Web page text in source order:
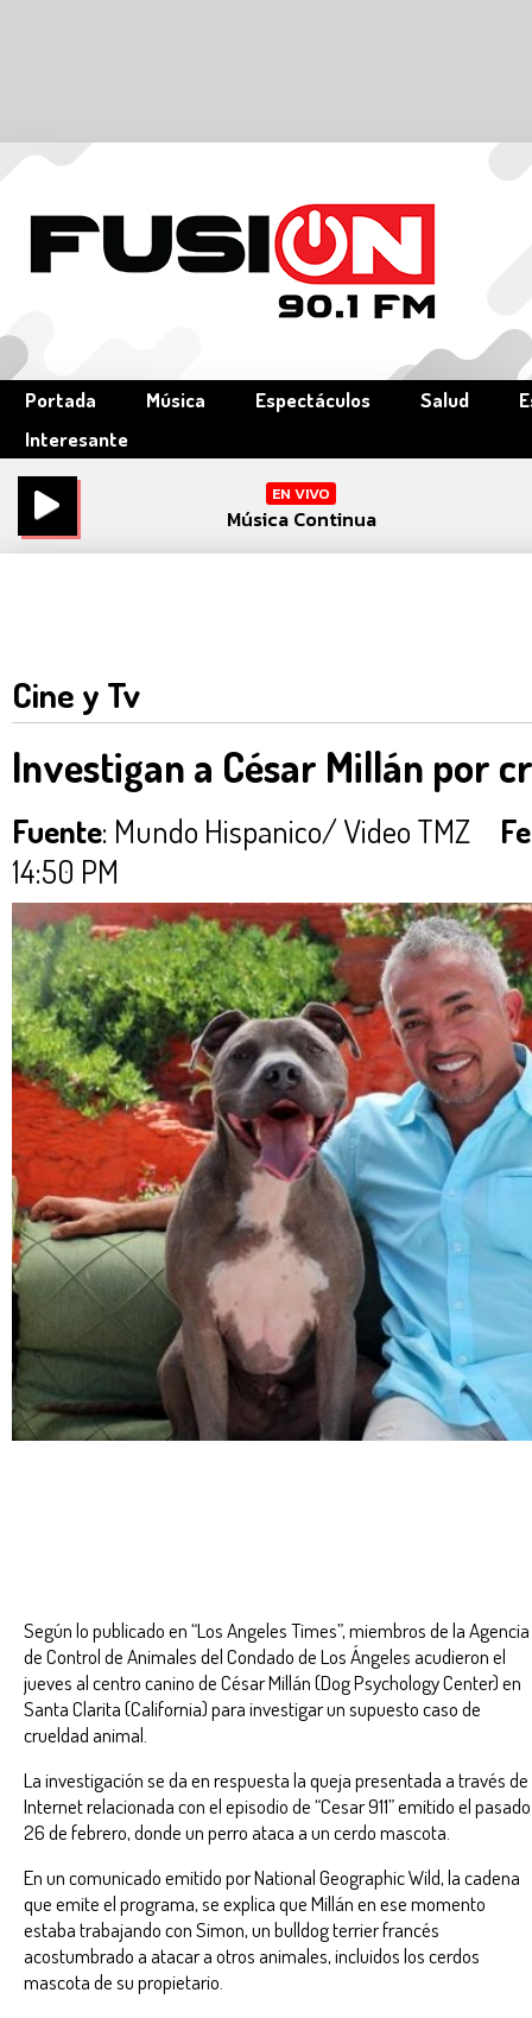
Portada Música Espectáculos Salud
Interesante
EN VIVO
Música Continua
Cine y Tv
Investigan a César Millán por
Fuente: Mundo Hispanico/ Video TMZ
14:50 PM
Según lo publicado en “Los Angeles Times”, miembros de la Agencia
de Control de Animales del Condado de Los Ángeles acudieron el
jueves al centro canino de César Millán (Dog Psychology Center) en
Santa Clarita (California) para investigar un supuesto caso de
crueldad animal.
La investigación se da en respuesta la queja presentada a través de
Internet relacionada con el episodio de “Cesar 911” emitido el pasado
26 de febrero, donde un perro ataca a un cerdo mascota.
En un comunicado emitido por National Geographic Wild, la cadena
que emite el programa, se explica que Millán en ese momento
estaba trabajando con Simon, un bulldog terrier francés
acostumbrado a atacar a otros animales, incluidos los cerdos
mascota de su propietario.